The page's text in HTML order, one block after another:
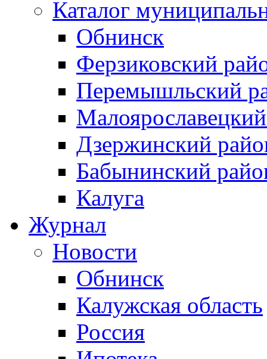
Каталог
Обнинск
Ферзиковский
Перемышльский
Дзержинский
Бабынинский
Калуга
Журнал
Новости
Обнинск
Калужская область
Россия